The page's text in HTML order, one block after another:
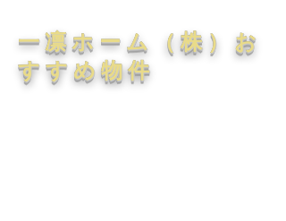
一凛ホーム（株）お
すすめ物件